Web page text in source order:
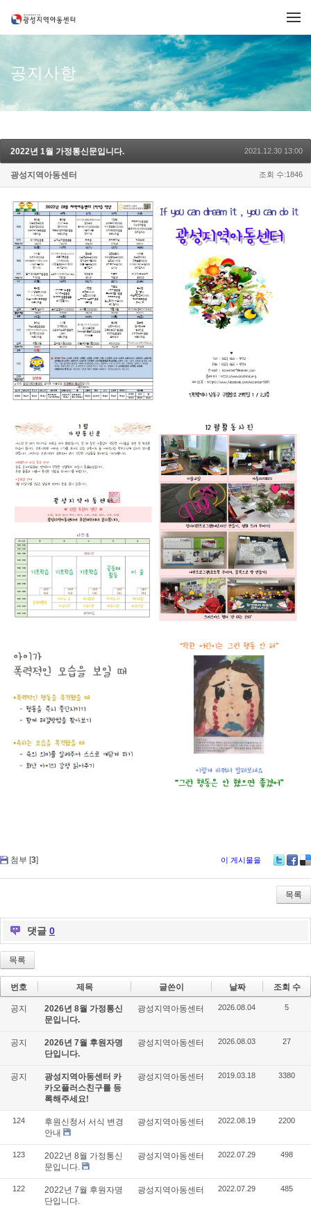
공지사항
2022년 1월 가정통신문입니다. 2021.12.30 13:00
광성지역아동센터 조회 수:1846
첨부 [3] 이 게시물을
bo
ok
ou
s
목록
댓글 0
목록
번호 제목 글쓴이 날짜 조회 수
공지
2026년 8월 가정통신
문입니다.
광성지역아동센터 2026.08.04 5
공지
2026년 7월 후원자명
단입니다.
광성지역아동센터 2026.08.03 27
공지
광성지역아동센터 카
카오플러스친구를 등
록해주세요!
광성지역아동센터 2019.03.18 3380
124
후원신청서 서식 변경
안내
광성지역아동센터 2022.08.19 2200
123
2022년 8월 가정통신
문입니다.
광성지역아동센터 2022.07.29 498
122
2022년 7월 후원자명
단입니다.
광성지역아동센터 2022.07.29 485